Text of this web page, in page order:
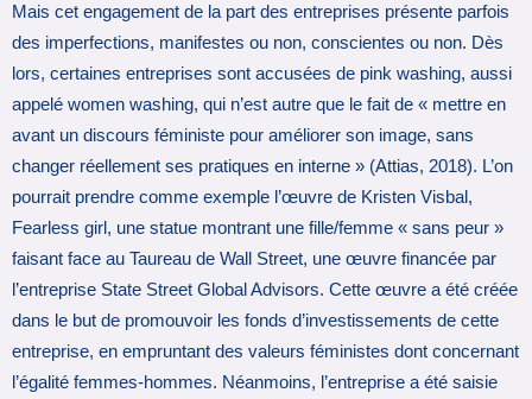
Mais cet engagement de la part des entreprises présente parfois
des imperfections, manifestes ou non, conscientes ou non. Dès
lors, certaines entreprises sont accusées de pink washing, aussi
appelé women washing, qui n’est autre que le fait de « mettre en
avant un discours féministe pour améliorer son image, sans
changer réellement ses pratiques en interne » (Attias, 2018). L’on
pourrait prendre comme exemple l’œuvre de Kristen Visbal,
Fearless girl, une statue montrant une fille/femme « sans peur »
faisant face au Taureau de Wall Street, une œuvre financée par
l’entreprise State Street Global Advisors. Cette œuvre a été créée
dans le but de promouvoir les fonds d’investissements de cette
entreprise, en empruntant des valeurs féministes dont concernant
l’égalité femmes-hommes. Néanmoins, l’entreprise a été saisie